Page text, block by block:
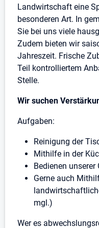
Landwirtschaft eine
besonderen Art. In
Sie bei uns viele
Zudem bieten wir
Jahreszeit. Frische
Teil kontrolliertem
Stelle.
Wir suchen
Aufgaben:
Reinigung der
Mithilfe in der
Bedienen unserer
Gerne auch
mgl.)
Wer es